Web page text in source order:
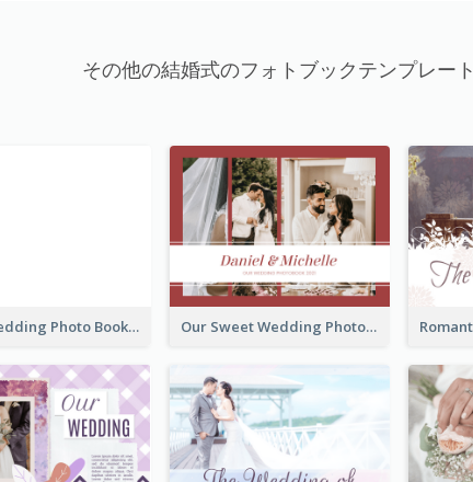
その他の結婚式のフォトブックテンプレート
Blank Wedding Photo Book Our Sweet Wedding Photo Book